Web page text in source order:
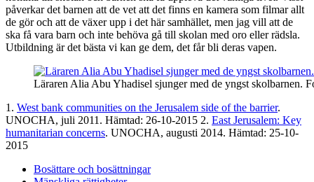
påverkar det barnen att de vet att det finns en kamera som filmar allt
de gör och att de växer upp i det här samhället, men jag vill att de
ska få vara barn och inte behöva gå till skolan med oro eller rädsla.
Utbildning är det bästa vi kan ge dem, det får bli deras vapen.
Läraren Alia Abu Yhadisel sjunger med de yngst skolbarnen.
1. West bank communities on the Jerusalem side of the barrier.
UNOCHA, juli 2011. Hämtad: 26-10-2015 2. East Jerusalem: Key
humanitarian concerns. UNOCHA, augusti 2014. Hämtad: 25-10-
2015
Bosättare och bosättningar